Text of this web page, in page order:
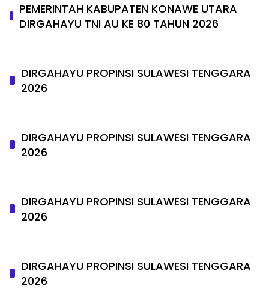
PEMERINTAH KABUPATEN KONAWE UTARA
DIRGAHAYU TNI AU KE 80 TAHUN 2026
DIRGAHAYU PROPINSI SULAWESI TENGGARA
2026
DIRGAHAYU PROPINSI SULAWESI TENGGARA
2026
DIRGAHAYU PROPINSI SULAWESI TENGGARA
2026
DIRGAHAYU PROPINSI SULAWESI TENGGARA
2026